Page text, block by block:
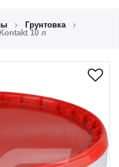
Грунтовка
10 л